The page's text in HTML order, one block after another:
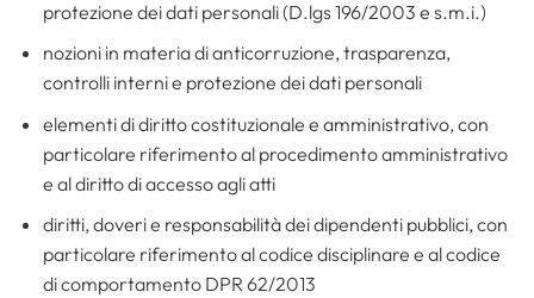
protezione dei dati personali (D.lgs 196/2003 e s.m.i.)
nozioni in materia di anticorruzione, trasparenza,
controlli interni e protezione dei dati personali
elementi di diritto costituzionale e amministrativo, con
particolare riferimento al procedimento amministrativo
e al diritto di accesso agli atti
diritti, doveri e responsabilità dei dipendenti pubblici, con
particolare riferimento al codice disciplinare e al codice
di comportamento DPR 62/2013